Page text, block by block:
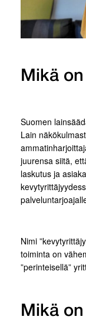
Mikä
Suomen
Lain
juurensa siitä,
laskutus ja
Nimi
toiminta on
”perinteisellä”
Mikä